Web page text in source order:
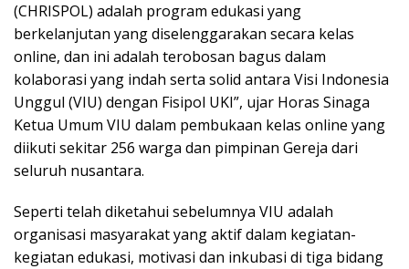
(CHRISPOL) adalah program edukasi yang
berkelanjutan yang diselenggarakan secara kelas
online, dan ini adalah terobosan bagus dalam
kolaborasi yang indah serta solid antara Visi Indonesia
Unggul (VIU) dengan Fisipol UKI”, ujar Horas Sinaga
Ketua Umum VIU dalam pembukaan kelas online yang
diikuti sekitar 256 warga dan pimpinan Gereja dari
seluruh nusantara.
Seperti telah diketahui sebelumnya VIU adalah
organisasi masyarakat yang aktif dalam kegiatan-
kegiatan edukasi, motivasi dan inkubasi di tiga bidang